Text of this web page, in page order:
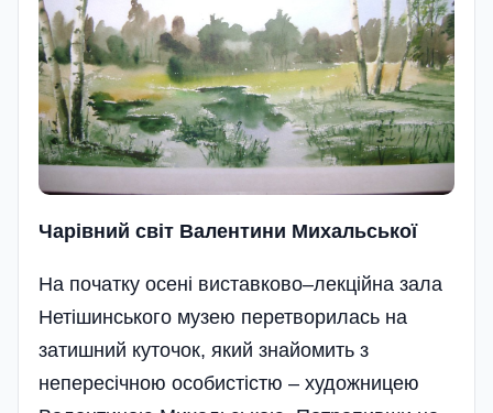
Чарівний світ Валентини Михальської
На початку осені виставково–лекційна зала
Нетішин­ського музею перетворилась на
затишний куточок, який знайомить з
непересічною особистістю – художницею